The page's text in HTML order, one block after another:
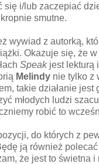
się i/lub zaczepiać
smutne.
wywiad z autorką,
Okazuje się, że
Speak jest lekturą
Melindy nie tylko z
takie działanie jest
młodych ludzi
robić to
do których z
ją również
że jest to świetna i